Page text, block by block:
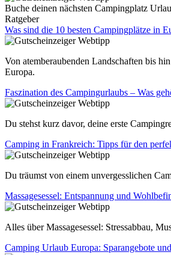
Buche deinen nächsten Campingplatz
Ratgeber
Was sind die 10 besten Campingplätze in
Von atemberaubenden Landschaften bis
Europa.
Faszination des Campingurlaubs – Was
Du stehst kurz davor, deine erste
Camping in Frankreich: Tipps für den
Du träumst von einem unvergesslichen
Massagesessel: Entspannung und
Alles über Massagesessel: Stressabbau,
Camping Urlaub Europa: Sparangebote